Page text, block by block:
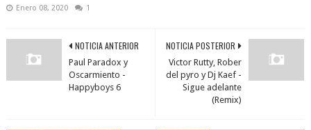
Enero 08, 2020 1
NOTICIA POSTERIOR
Victor Rutty, Rober
del pyro y Dj Kaef -
Sigue adelante
(Remix)
NOTICIA ANTERIOR
Paul Paradox y
Oscarmiento -
Happyboys 6